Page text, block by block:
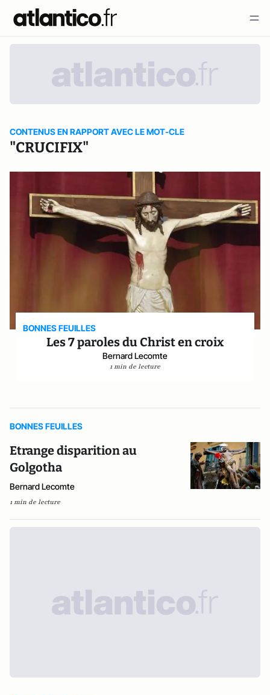
CONTENUS EN RAPPORT AVEC LE MOT-CLE
"CRUCIFIX"
BONNES FEUILLES
Les 7 paroles du Christ en croix
Bernard Lecomte
1 min de lecture
BONNES FEUILLES
Etrange disparition au
Golgotha
Bernard Lecomte
1 min de lecture